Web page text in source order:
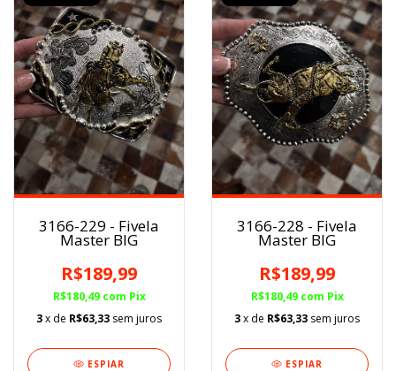
3166-229 - Fivela
Master BIG
R$189,99
R$180,49 com Pix
3x de R$63,33 sem juros
ESPIAR
3166-228 - Fivela
Master BIG
R$189,99
R$180,49 com Pix
3x de R$63,33 sem juros
ESPIAR